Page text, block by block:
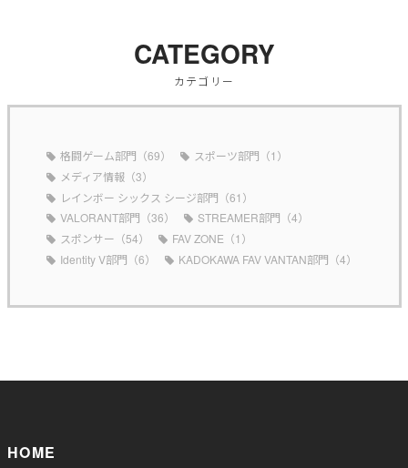
CATEGORY
カテゴリー
格闘ゲーム部門（69）
スポーツ部門（1）
メディア情報（3）
レインボー シックス シージ部門（61）
VALORANT部門（36）
STREAMER部門（4）
スポンサー（54）
FAV ZONE（1）
Identity V部門（6）
KADOKAWA FAV VANTAN部門（4）
HOME